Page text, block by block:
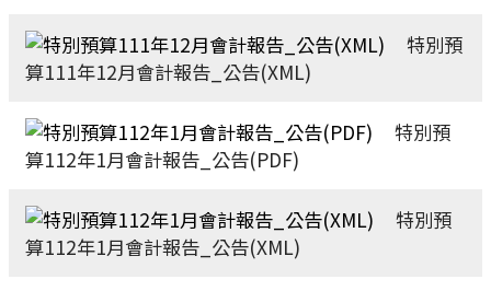
特別預
算111年12月會計報告_公告(XML)
特別預
算112年1月會計報告_公告(PDF)
特別預
算112年1月會計報告_公告(XML)